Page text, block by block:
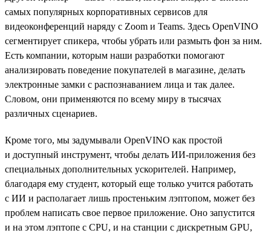
самых популярных корпоративных сервисов для
видеоконференций наряду с Zoom и Teams. Здесь OpenVINO
сегментирует спикера, чтобы убрать или размыть фон за ним.
Есть компании, которым наши разработки помогают
анализировать поведение покупателей в магазине, делать
электронные замки с распознаванием лица и так далее.
Словом, они применяются по всему миру в тысячах
различных сценариев.
Кроме того, мы задумывали OpenVINO как простой
и доступный инструмент, чтобы делать ИИ-приложения без
специальных дополнительных ускорителей. Например,
благодаря ему студент, который еще только учится работать
с ИИ и располагает лишь простеньким лэптопом, может без
проблем написать свое первое приложение. Оно запустится
и на этом лэптопе с CPU, и на станции с дискретным GPU,